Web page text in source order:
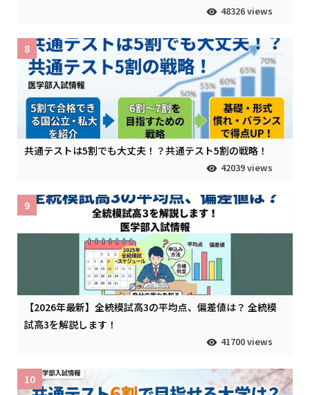
48326 views
共通テストは5割でも大丈夫！？共通テスト5割の戦略！
42039 views
8
【2026年最新】全統模試高3の平均点、偏差値は？ 全統模
試高3を解説します！
41700 views
9
10